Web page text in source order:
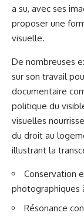
a su, avec ses
proposer une
visuelle.
De nombreuses
sur son travail
documentaire
politique du
visuelles
du droit au
illustrant la
Conservation
photographiques
Résonance